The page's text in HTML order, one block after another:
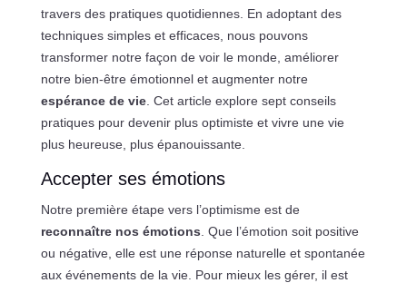
travers des pratiques quotidiennes. En adoptant des
techniques simples et efficaces, nous pouvons
transformer notre façon de voir le monde, améliorer
notre bien-être émotionnel et augmenter notre
espérance de vie. Cet article explore sept conseils
pratiques pour devenir plus optimiste et vivre une vie
plus heureuse, plus épanouissante.
Accepter ses émotions
Notre première étape vers l’optimisme est de
reconnaître nos émotions . Que l’émotion soit positive
ou négative, elle est une réponse naturelle et spontanée
aux événements de la vie. Pour mieux les gérer, il est